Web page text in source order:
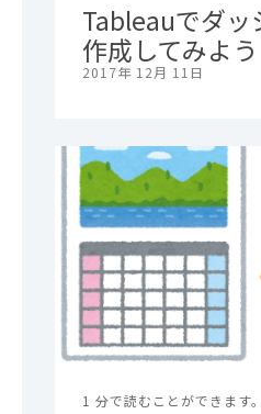
Tableauでダッ
作成してみよう
2017年 12月 11日
1 分で読むことができます。